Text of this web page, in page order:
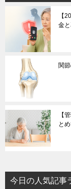
【
金
関
【
と
今日の人気記事